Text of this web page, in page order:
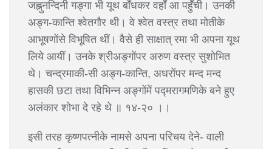
जह्नुनन्दिनी गङ्गा भी यूथ बाँधकर वहाँ आ पहुँची। उनकी
अङ्ग-कान्ति श्वेतगौर थी। वे श्वेत वस्त्र तथा मोतीके
आभूषणोंसे विभूषित थीं। वैसे ही साक्षात् रमा भी अपना यूथ
लिये आयीं। उनके श्रीअङ्गोंपर अरुण वस्त्र सुशोभित
थे। चन्द्रमाकी-सी अङ्ग-कान्ति, अधरोंपर मन्द मन्द
हासकी छटा तथा विभिन्न अङ्गोंमें पद्मरागमणिके बने हुए
अलंकार शोभा दे रहे थे ॥ १४-२० ।।
इसी तरह कृष्णपत्नीके नामसे अपना परिचय देने- वाली